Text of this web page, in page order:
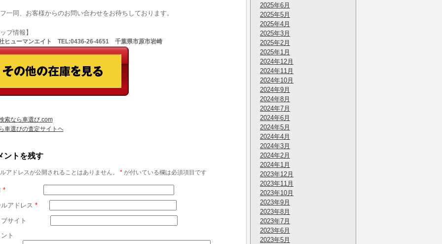
2025年6月
2025年5月
2025年4月
2025年3月
2025年2月
2025年1月
2024年12月
2024年11月
2024年10月
2024年9月
2024年8月
2024年7月
2024年6月
2024年5月
2024年4月
2024年3月
2024年2月
2024年1月
2023年12月
2023年11月
2023年10月
2023年9月
2023年8月
2023年7月
2023年6月
2023年5月
一同、お客様からのお問い合わせをお待ちしております。
ップ情報】
ヒューマンエイト TEL:0436-26-4651 千葉県市原市岩崎
索なら車選び.com
車選びの査定サイトヘ
ントを残す
アドレスが公開されることはありません。 *が付いている欄は必須項目です
*
ルアドレス *
サイト
ト